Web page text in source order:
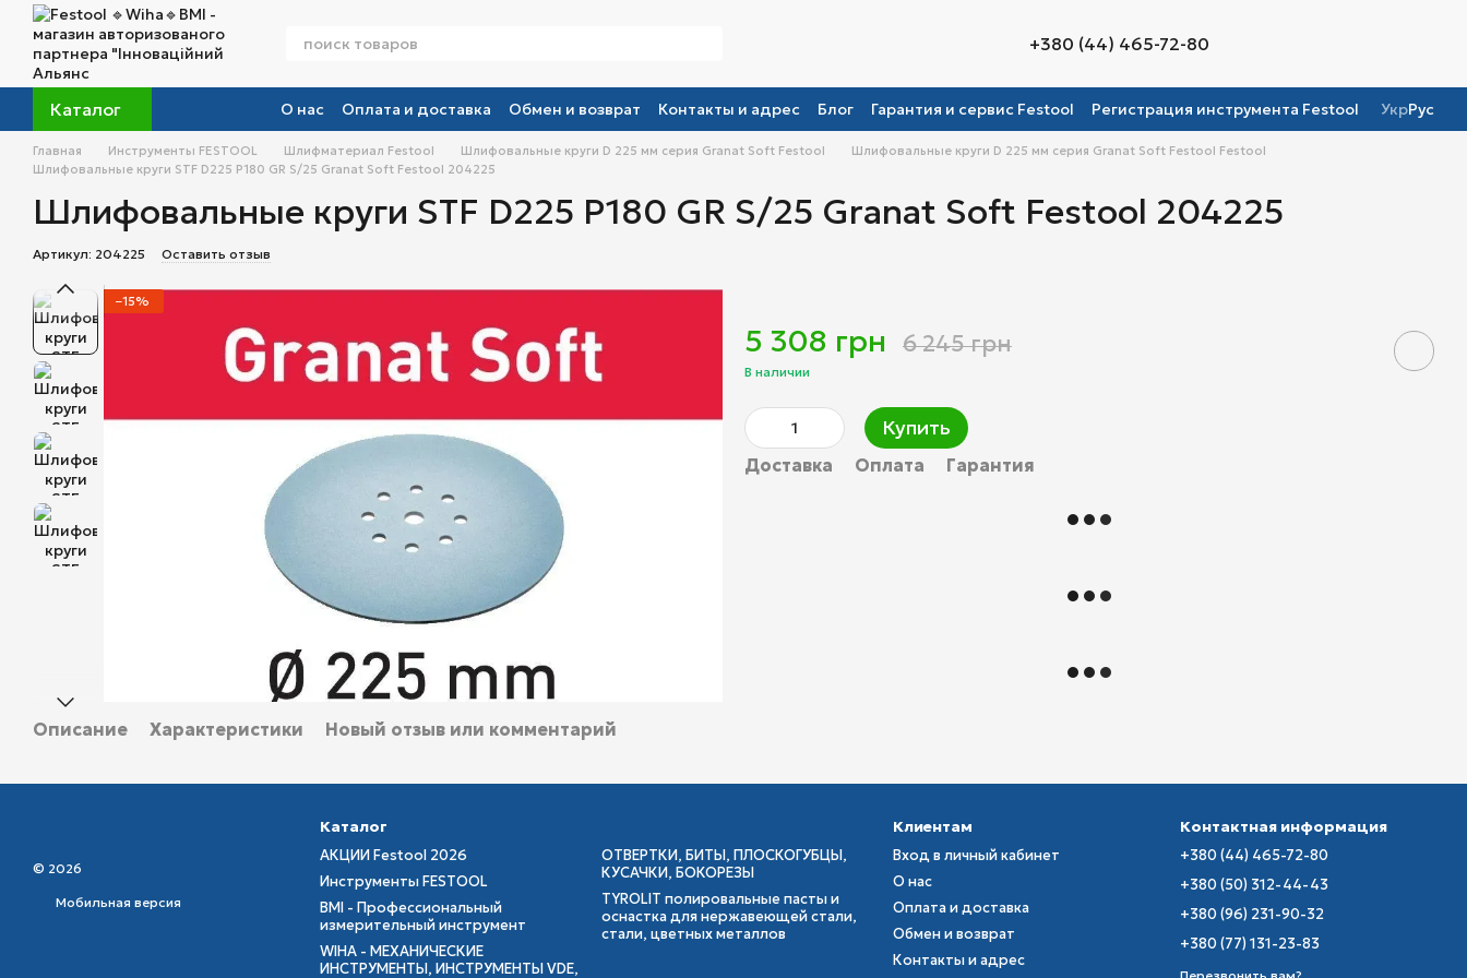
Перейти к основному контенту
+380 (44) 465-72-80
Каталог О нас Оплата и доставка Обмен и возврат Контакты и адрес Блог Гарантия и сервис Festool Регистрация инструмента Festool УкрРус
Главная Инструменты FESTOOL Шлифматериал Festool Шлифовальные круги D 225 мм серия Granat Soft Festool
Шлифовальные круги D 225 мм серия Granat Soft Festool Festool
Шлифовальные круги STF D225 P180 GR S/25 Granat Soft Festool 204225
Шлифовальные круги STF D225 P180 GR S/25 Granat Soft Festool 204225
Артикул: 204225 Оставить отзыв
−15%
5 308 грн 6 245 грн
В наличии
Купить
Доставка Оплата Гарантия
Описание Характеристики Новый отзыв или комментарий
© 2026
Мобильная версия
Каталог
АКЦИИ Festool 2026
Инструменты FESTOOL
BMI - Профессиональный
измерительный инструмент
WIHA - МЕХАНИЧЕСКИЕ
ИНСТРУМЕНТЫ, ИНСТРУМЕНТЫ VDE,
ОТВЕРТКИ, БИТЫ, ПЛОСКОГУБЦЫ,
КУСАЧКИ, БОКОРЕЗЫ
TYROLIT полировальные пасты и
оснастка для нержавеющей стали,
стали, цветных металлов
Клиентам
Вход в личный кабинет
О нас
Оплата и доставка
Обмен и возврат
Контакты и адрес
Контактная информация
+380 (44) 465-72-80
+380 (50) 312-44-43
+380 (96) 231-90-32
+380 (77) 131-23-83